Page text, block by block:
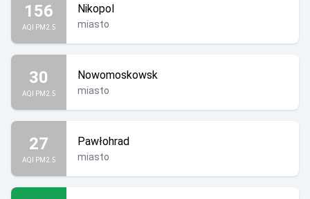
156
AQI PM2.5
Nikopol
miasto
30
AQI PM2.5
Nowomoskowsk
miasto
27
AQI PM2.5
Pawłohrad
miasto